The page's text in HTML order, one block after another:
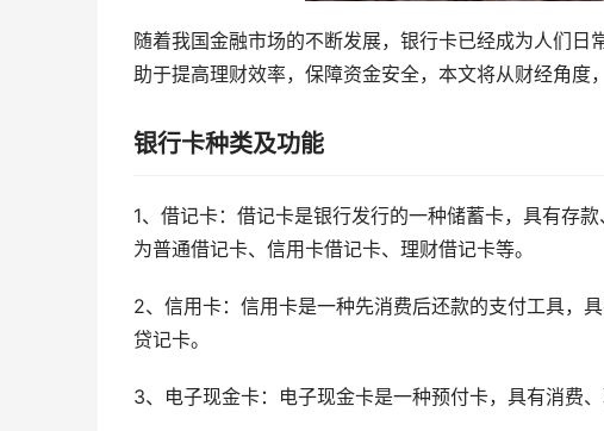
随着我国金融市场的不断发展，银行卡已经成为人们日
助于提高理财效率，保障资金安全，本文将从财经角度
银行卡种类及功能
1、借记卡：借记卡是银行发行的一种储蓄卡，具有存
为普通借记卡、信用卡借记卡、理财借记卡等。
2、信用卡：信用卡是一种先消费后还款的支付工具，
贷记卡。
3、电子现金卡：电子现金卡是一种预付卡，具有消费